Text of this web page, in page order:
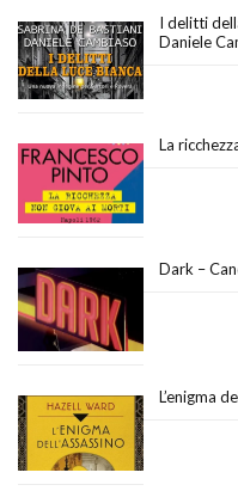
I delitti
Daniele
La
Dark –
L’enigma